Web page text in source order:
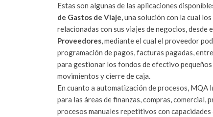
Estas son algunas de las aplicaciones
de Gastos de Viaje, una solución con la cual
relacionadas con sus viajes de negocios,
Proveedores, mediante el cual el proveedor
programación de pagos, facturas pagadas,
para gestionar los fondos de efectivo
movimientos y cierre de caja.
En cuanto a automatización de procesos,
para las áreas de finanzas, compras,
procesos manuales repetitivos con